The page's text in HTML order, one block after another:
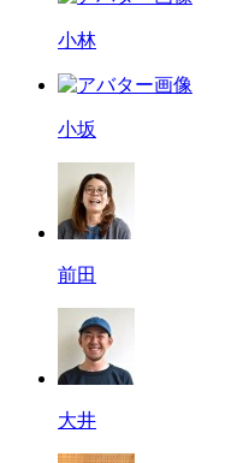
小林
小坂
前田
大井